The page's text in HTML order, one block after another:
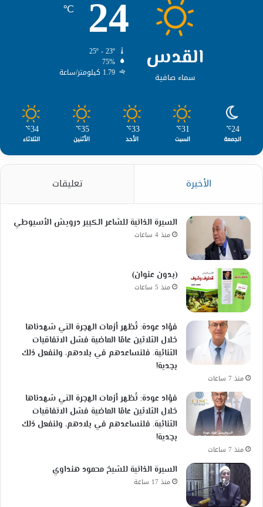
القدس
سماء صافية
24
℃
75%
1.79 كيلومتر/ساعة
24
℃
الجمعة
31
℃
السبت
33
℃
الأحد
35
℃
الأثنين
34
℃
الثلاثاء
الأخيرة تعليقات
السيرة الذاتية للشاعر الكبير درويش الأسيوطي
منذ 4 ساعات
(بدون عنوان)
منذ 5 ساعات
فؤاد عودة: تُظهر أزمات الهجرة التي شهدناها
خلال الثلاثين عامًا الماضية فشل الاتفاقيات
الثنائية. فلنساعدهم في بلادهم، ولنفعل ذلك
بجدية!
منذ 7 ساعات
فؤاد عودة: تُظهر أزمات الهجرة التي شهدناها
خلال الثلاثين عامًا الماضية فشل الاتفاقيات
الثنائية. فلنساعدهم في بلادهم، ولنفعل ذلك
بجدية!
منذ 7 ساعات
السيرة الذاتية للشيخ محمود هنداوي
منذ 17 ساعة